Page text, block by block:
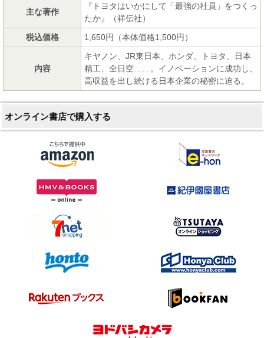
主な著作
『トヨタはいかにして「最強の社員」をつくっ
たか』（祥伝社）
税込価格
1,650円（本体価格1,500円）
内容
キヤノン、JR東日本、ホンダ、トヨタ、日本
精工、全日空……。イノベーションに成功し、
高収益を出し続ける日本企業の秘密に迫る。
オンライン書店で購入する